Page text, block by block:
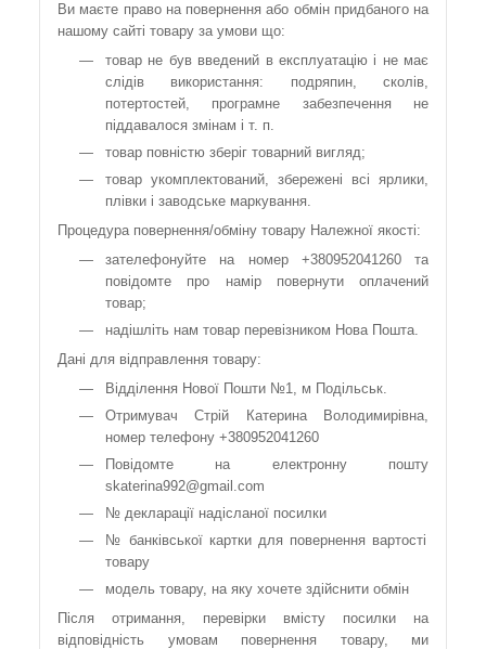
Ви маєте право на повернення або обмін придбаного на
нашому сайті товару за умови що:
товар не був введений в експлуатацію і не має
слідів використання: подряпин, сколів,
потертостей, програмне забезпечення не
піддавалося змінам і т. п.
товар повністю зберіг товарний вигляд;
товар укомплектований, збережені всі ярлики,
плівки і заводське маркування.
Процедура повернення/обміну товару Належної якості:
зателефонуйте на номер +380952041260 та
повідомте про намір повернути оплачений
товар;
надішліть нам товар перевізником Нова Пошта.
Дані для відправлення товару:
Відділення Нової Пошти №1, м Подільськ.
Отримувач Стрій Катерина Володимирівна,
номер телефону +380952041260
Повідомте на електронну пошту
skaterina992@gmail.com
№ декларації надісланої посилки
№ банківської картки для повернення вартості
товару
модель товару, на яку хочете здійснити обмін
Після отримання, перевірки вмісту посилки на
відповідність умовам повернення товару, ми